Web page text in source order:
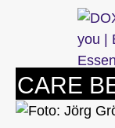
springen
CARE